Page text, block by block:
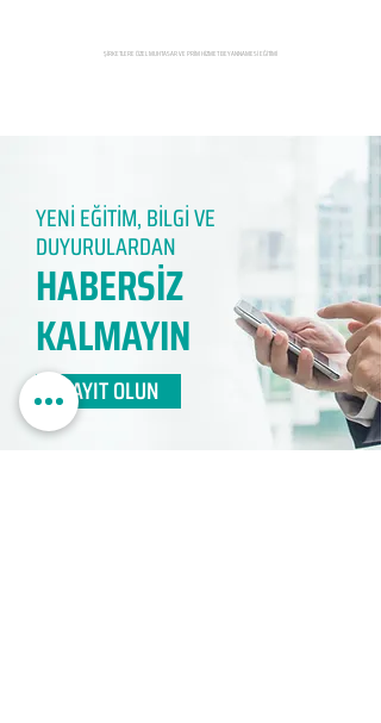
ŞİRKETLERE ÖZEL MUHTASAR VE PRİM HİZMET BEYANNAMESİ EĞİTİMİ
YENİ EĞİTİM, BİLGİ VE
DUYURULARDAN
HABERSİZ
KALMAYIN​
KAYIT OLUN